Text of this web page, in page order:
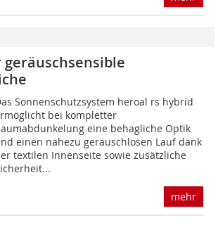
geräusch­sensible
Sonnenschutzsystem heroal rs hybrid
bei kompletter
eine behagliche Optik
einen nahezu geräuschlosen Lauf dank
textilen Innenseite sowie zusätzliche
mehr